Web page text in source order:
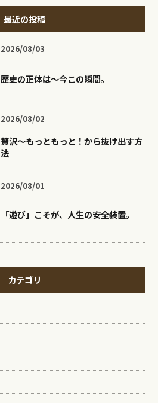
最近の投稿
2026/08/03
歴史の正体は〜今この瞬間。
2026/08/02
贅沢〜もっともっと！から抜け出す方
法
2026/08/01
「遊び」こそが、人生の安全装置。
カテゴリ